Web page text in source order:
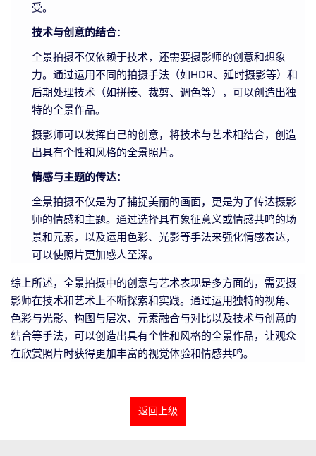
受。
技术与创意的结合：
全景拍摄不仅依赖于技术，还需要摄影师的创意和想象
力。通过运用不同的拍摄手法（如HDR、延时摄影等）和
后期处理技术（如拼接、裁剪、调色等），可以创造出独
特的全景作品。
摄影师可以发挥自己的创意，将技术与艺术相结合，创造
出具有个性和风格的全景照片。
情感与主题的传达：
全景拍摄不仅是为了捕捉美丽的画面，更是为了传达摄影
师的情感和主题。通过选择具有象征意义或情感共鸣的场
景和元素，以及运用色彩、光影等手法来强化情感表达，
可以使照片更加感人至深。
综上所述，全景拍摄中的创意与艺术表现是多方面的，需要摄
影师在技术和艺术上不断探索和实践。通过运用独特的视角、
色彩与光影、构图与层次、元素融合与对比以及技术与创意的
结合等手法，可以创造出具有个性和风格的全景作品，让观众
在欣赏照片时获得更加丰富的视觉体验和情感共鸣。
返回上级